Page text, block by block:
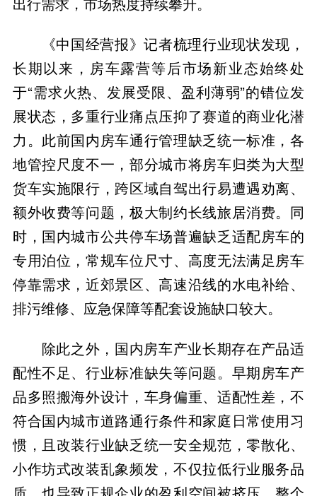
《中国经营报》记者梳理行业现状发现，
长期以来，房车露营等后市场新业态始终处
于“需求火热、发展受限、盈利薄弱”的错位发
展状态，多重行业痛点压抑了赛道的商业化潜
力。此前国内房车通行管理缺乏统一标准，各
地管控尺度不一，部分城市将房车归类为大型
货车实施限行，跨区域自驾出行易遭遇劝离、
额外收费等问题，极大制约长线旅居消费。同
时，国内城市公共停车场普遍缺乏适配房车的
专用泊位，常规车位尺寸、高度无法满足房车
停靠需求，近郊景区、高速沿线的水电补给、
排污维修、应急保障等配套设施缺口较大。
除此之外，国内房车产业长期存在产品适
配性不足、行业标准缺失等问题。早期房车产
品多照搬海外设计，车身偏重、适配性差，不
符合国内城市道路通行条件和家庭日常使用习
惯，且改装行业缺乏统一安全规范，零散化、
小作坊式改装乱象频发，不仅拉低行业服务品